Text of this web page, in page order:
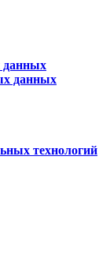
данных
данных
технологий